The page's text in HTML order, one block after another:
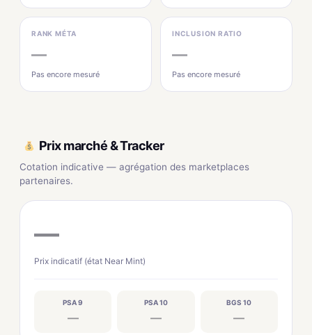
RANK MÉTA
—
Pas encore mesuré
INCLUSION RATIO
—
Pas encore mesuré
Prix marché & Tracker
Cotation indicative — agrégation des marketplaces
partenaires.
—
Prix indicatif (état Near Mint)
PSA 9
—
PSA 10
—
BGS 10
—